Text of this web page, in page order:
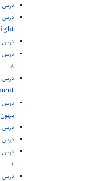
درس 86 - A Time For Us
درس 88 - مرا ببوس
8
بتهون
درس 92 - Morning mood
درس 93 - Be Thou My Vision
1
درس 95 - سرود ملی دانمارک